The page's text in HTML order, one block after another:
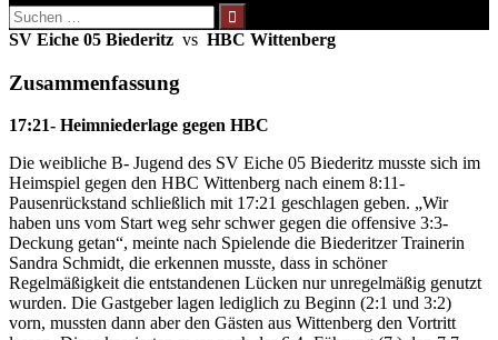
Suchen
nach:
SV Eiche 05 Biederitz vs HBC Wittenberg
Zusammenfassung
17:21- Heimniederlage gegen HBC
Die weibliche B- Jugend des SV Eiche 05 Biederitz musste sich im
Heimspiel gegen den HBC Wittenberg nach einem 8:11-
Pausenrückstand schließlich mit 17:21 geschlagen geben. „Wir
haben uns vom Start weg sehr schwer gegen die offensive 3:3-
Deckung getan“, meinte nach Spielende die Biederitzer Trainerin
Sandra Schmidt, die erkennen musste, dass in schöner
Regelmäßigkeit die entstandenen Lücken nur unregelmäßig genutzt
wurden. Die Gastgeber lagen lediglich zu Beginn (2:1 und 3:2)
vorn, mussten dann aber den Gästen aus Wittenberg den Vortritt